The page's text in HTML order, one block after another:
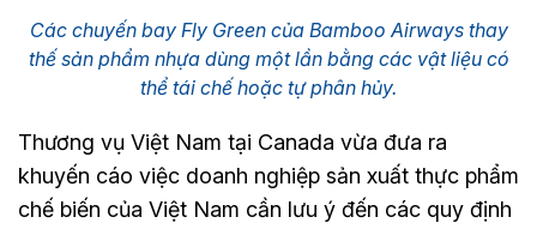
Các chuyến bay Fly Green của Bamboo Airways thay
thế sản phẩm nhựa dùng một lần bằng các vật liệu có
thể tái chế hoặc tự phân hủy.
Thương vụ Việt Nam tại Canada vừa đưa ra
khuyến cáo việc doanh nghiệp sản xuất thực phẩm
chế biến của Việt Nam cần lưu ý đến các quy định